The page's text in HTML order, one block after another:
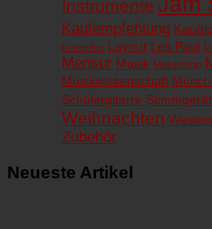
Instrumente
Kaufempfehlung
kostenlos Layout Les Paul
Mensur Musik Musikshop
Musikwissenschaft
Schülergitarre Stimmgerät
Weihnachten
Zubehör
Neueste Artikel